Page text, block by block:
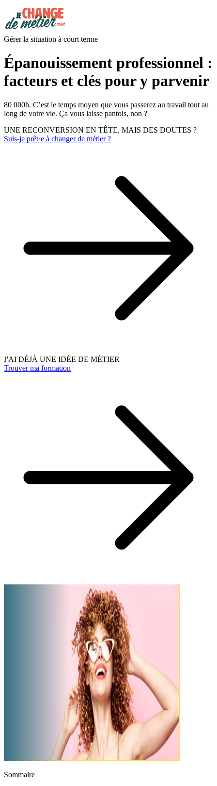
Gérer la situation à court terme
Épanouissement professionnel :
facteurs et clés pour y parvenir
80 000h. C’est le temps moyen que vous passerez au travail tout au
long de votre vie. Ça vous laisse pantois, non ?
UNE RECONVERSION EN TÊTE, MAIS DES DOUTES ?
Suis-je prêt·e à changer de métier ?
J'AI DÉJÀ UNE IDÉE DE MÉTIER
Trouver ma formation
Sommaire